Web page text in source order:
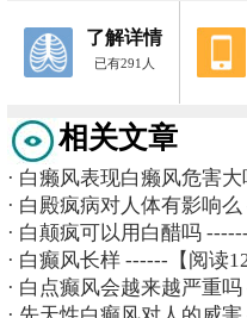
了解详情
已有291人
相关文章
· 白癞风表现白癞风危害大
· 白殿疯病对人体有影响么
· 白颠疯可以用白醋吗
· 白癫风长样 ------【阅读
· 白点癫风会越来越严重吗